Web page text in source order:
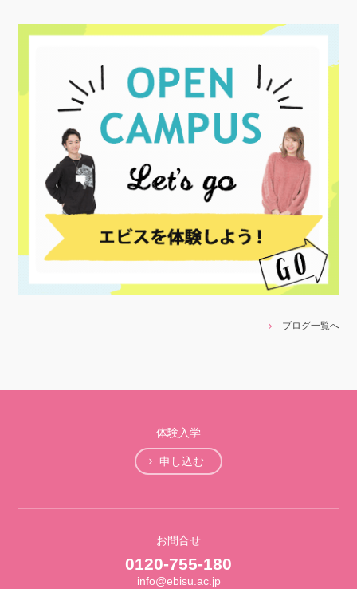
ブログ一覧へ
体験入学
申し込む
お問合せ
0120-755-180
info@ebisu.ac.jp